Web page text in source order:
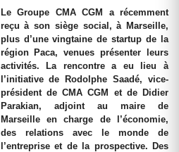
Le Groupe CMA CGM a récemment
reçu à son siège social, à Marseille,
plus d’une vingtaine de startup de la
région Paca, venues présenter leurs
activités. La rencontre a eu lieu à
l’initiative de Rodolphe Saadé, vice-
président de CMA CGM et de Didier
Parakian, adjoint au maire de
Marseille en charge de l’économie,
des relations avec le monde de
l’entreprise et de la prospective. Des